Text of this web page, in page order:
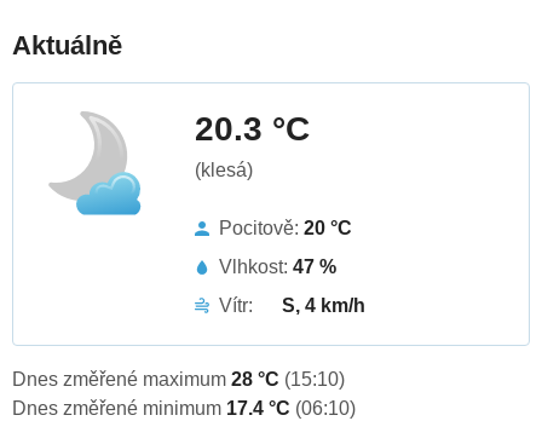
Aktuálně
20.3 °C
(klesá)
Pocitově: 20 °C
Vlhkost: 47 %
Vítr:
S, 4 km/h
Dnes změřené maximum 28 °C (15:10)
Dnes změřené minimum 17.4 °C (06:10)